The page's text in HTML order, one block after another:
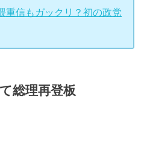
重信もガックリ？初の政党
総理再登板